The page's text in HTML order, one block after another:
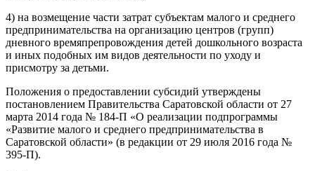
4) на возмещение части затрат субъектам малого и среднего
предпринимательства на организацию центров (групп)
дневного времяпрепровождения детей дошкольного возраста
и иных подобных им видов деятельности по уходу и
присмотру за детьми.
Положения о предоставлении субсидий утверждены
постановлением Правительства Саратовской области от 27
марта 2014 года № 184-П «О реализации подпрограммы
«Развитие малого и среднего предпринимательства в
Саратовской области» (в редакции от 29 июля 2016 года №
395-П).